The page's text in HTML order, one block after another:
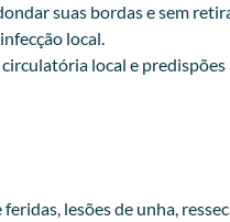
suas bordas e sem
local.
local e
lesões de unha,